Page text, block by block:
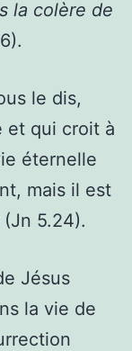
la colère de
le dis,
et qui croit à
éternelle
mais il est
5.24).
Jésus
la vie de